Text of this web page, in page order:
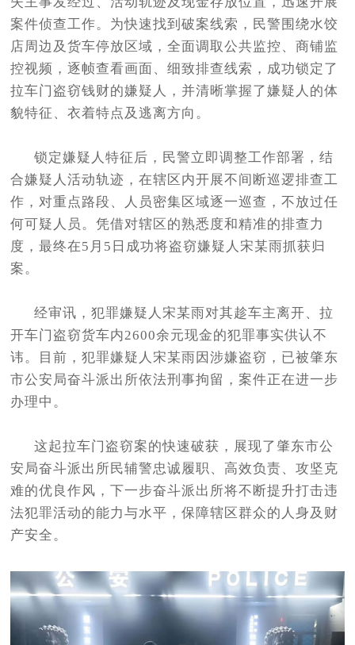
案件侦查工作。为快速找到破案线索，民警围绕水饺
店周边及货车停放区域，全面调取公共监控、商铺监
控视频，逐帧查看画面、细致排查线索，成功锁定了
拉车门盗窃钱财的嫌疑人，并清晰掌握了嫌疑人的体
貌特征、衣着特点及逃离方向。
锁定嫌疑人特征后，民警立即调整工作部署，结
合嫌疑人活动轨迹，在辖区内开展不间断巡逻排查工
作，对重点路段、人员密集区域逐一巡查，不放过任
何可疑人员。凭借对辖区的熟悉度和精准的排查力
度，最终在5月5日成功将盗窃嫌疑人宋某雨抓获归
案。
经审讯，犯罪嫌疑人宋某雨对其趁车主离开、拉
开车门盗窃货车内2600余元现金的犯罪事实供认不
讳。目前，犯罪嫌疑人宋某雨因涉嫌盗窃，已被肇东
市公安局奋斗派出所依法刑事拘留，案件正在进一步
办理中。
这起拉车门盗窃案的快速破获，展现了肇东市公
安局奋斗派出所民辅警忠诚履职、高效负责、攻坚克
难的优良作风，下一步奋斗派出所将不断提升打击违
法犯罪活动的能力与水平，保障辖区群众的人身及财
产安全。